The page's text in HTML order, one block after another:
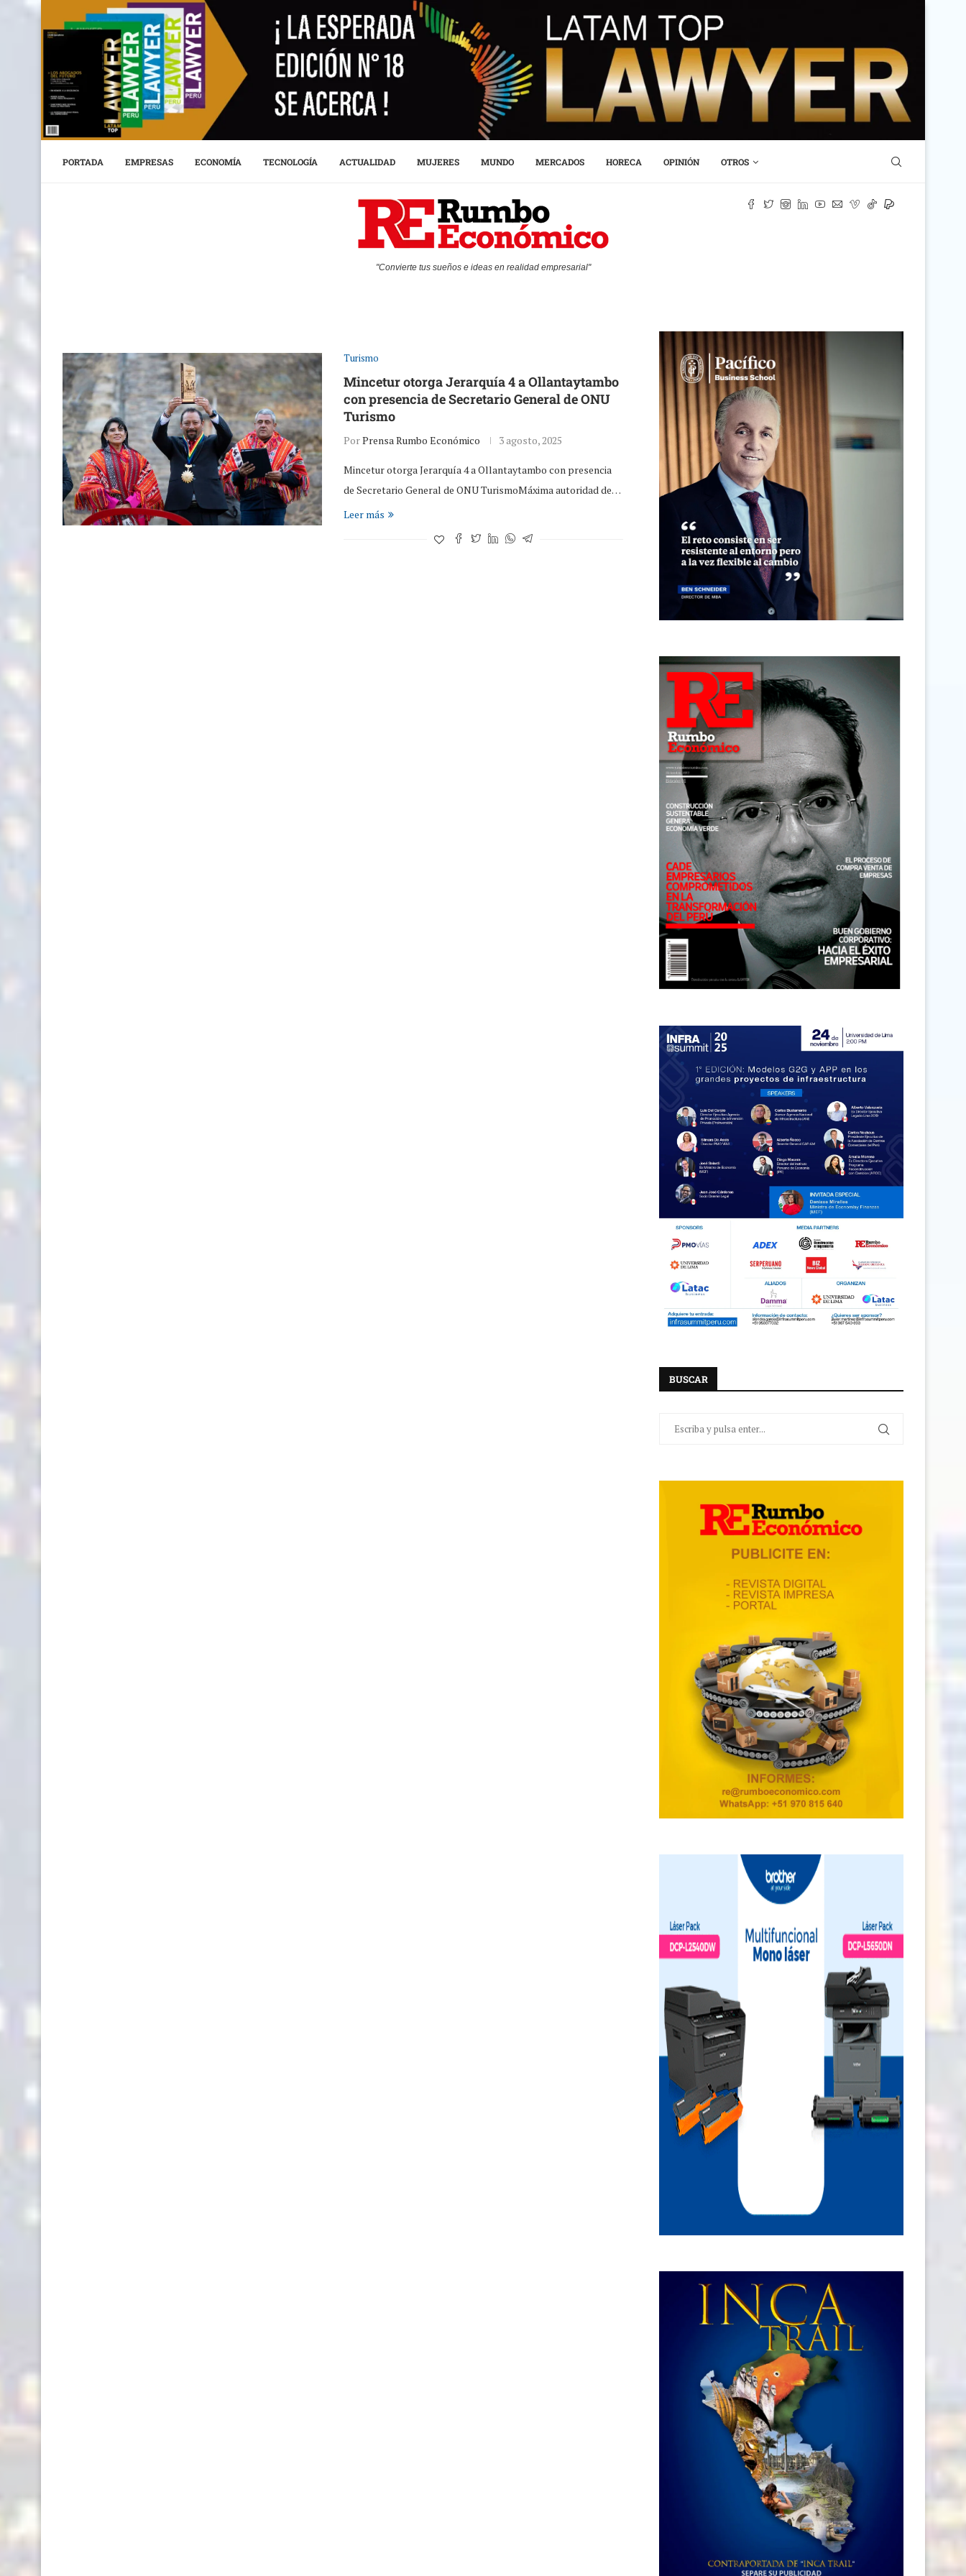
PORTADA EMPRESAS ECONOMÍA TECNOLOGÍA ACTUALIDAD MUJERES MUNDO MERCADOS HORECA OPINIÓN OTROS
"Convierte tus sueños e ideas en realidad empresarial"
Turismo
Mincetur otorga Jerarquía 4 a Ollantaytambo
con presencia de Secretario General de ONU
Turismo
PorPrensa Rumbo Económico 3 agosto, 2025
Mincetur otorga Jerarquía 4 a Ollantaytambo con presencia
de Secretario General de ONU TurismoMáxima autoridad de…
Leer más
BUSCAR